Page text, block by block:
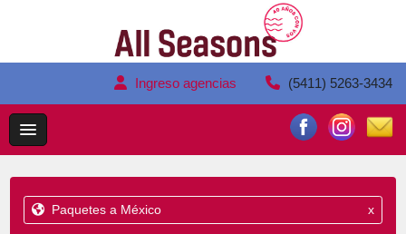
Ingreso agencias (5411) 5263-3434
Paquetes a México x